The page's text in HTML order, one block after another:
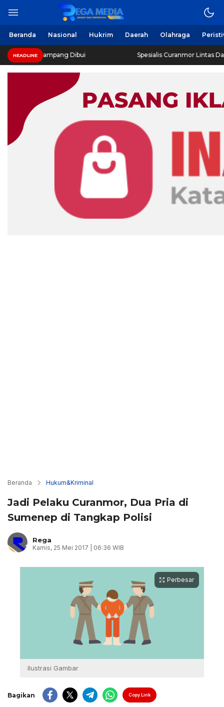
Beranda Nasional Hukrim Daerah Olahraga
HEADLINEDibui Spesialis Curanmor Lintas Daerah
Beranda Hukum&Kriminal
Jadi Pelaku Curanmor, Dua Pria di
Sumenep di Tangkap Polisi
Rega
Kamis, 25 Mei 2017 | 06:36 WIB
Perbesar
Ilustrasi Gambar
Bagikan Copy Link